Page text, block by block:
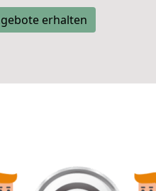
erhalten